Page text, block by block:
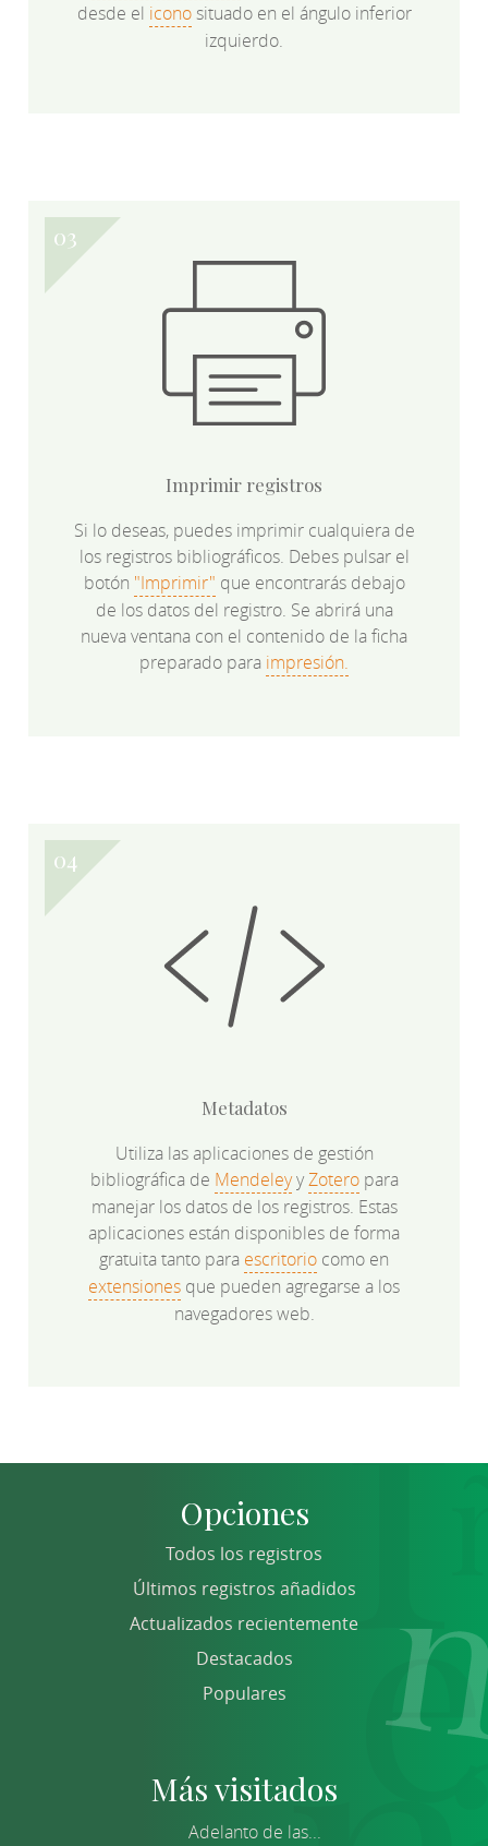
desde el iconosituado en el ángulo inferior
izquierdo.
Imprimir registros
Si lo deseas, puedes imprimir cualquiera de
los registros bibliográficos. Debes pulsar el
botón "Imprimir" que encontrarás debajo
de los datos del registro. Se abrirá una
nueva ventana con el contenido de la ficha
preparado para impresión.
Metadatos
Utiliza las aplicaciones de gestión
bibliográfica de MendeleyyZoteropara
manejar los datos de los registros. Estas
aplicaciones están disponibles de forma
gratuita tanto para escritorio como en
extensiones que pueden agregarse a los
navegadores web.
Opciones
Todos los registros
Últimos registros añadidos
Actualizados recientemente
Destacados
Populares
Más visitados
Adelanto de las...